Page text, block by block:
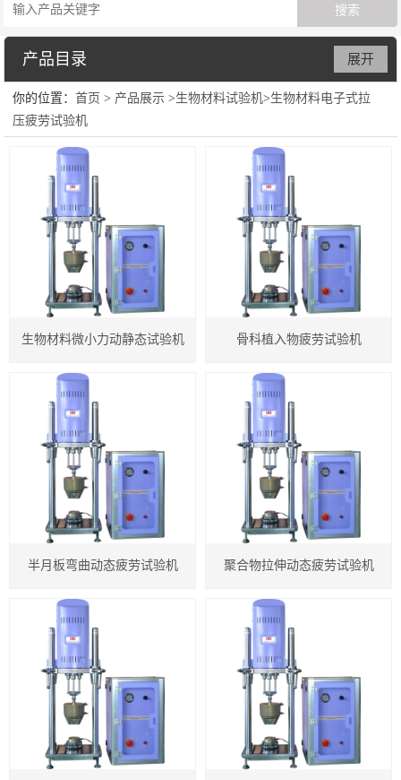
机等
产品目录
电子万能试验机
液压万能试验机
冲击强度试验机
紧固件检测仪器
电子扭转试验机
高低温控制试验机
塑料类检测仪器
橡胶类检测仪器
IC卡类检测仪器
专用检测仪器
计量箱检测仪器
微机控制液压压力试验机
生物材料试验机
复合传感器式螺纹摩擦系数试验机
原位拉伸试验机
展开
你的位置：首页 > 产品展示 >生物材料试验机>生物材料电子式拉
压疲劳试验机
生物材料微小力动静态试验机 骨科植入物疲劳试验机
半月板弯曲动态疲劳试验机 聚合物拉伸动态疲劳试验机